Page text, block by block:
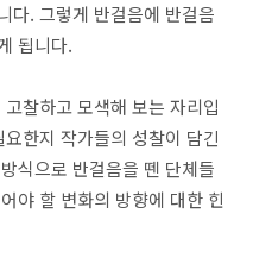
다. 그렇게 반걸음에 반걸음
됩니다.
찰하고 모색해 보는 자리입
한지 작가들의 성찰이 담긴
식으로 반걸음을 뗀 단체들
야 할 변화의 방향에 대한 힌